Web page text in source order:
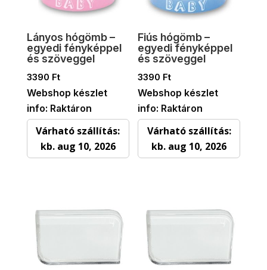
Lányos hógömb –
egyedi fényképpel
és szöveggel
3390 Ft
Webshop készlet
info: Raktáron
Várható szállítás:
kb. aug 10, 2026
Fiús hógömb –
egyedi fényképpel
és szöveggel
3390 Ft
Webshop készlet
info: Raktáron
Várható szállítás:
kb. aug 10, 2026